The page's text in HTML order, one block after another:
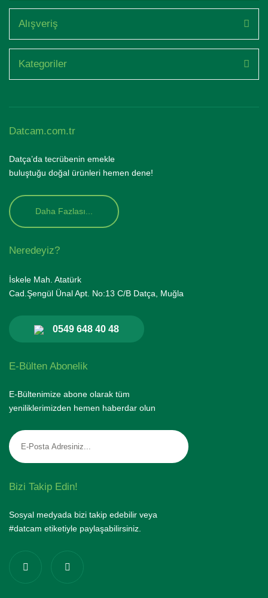
Alışveriş
Kategoriler
Datcam.com.tr
Datça’da tecrübenin emekle
buluştuğu doğal ürünleri hemen dene!
Daha Fazlası...
Neredeyiz?
İskele Mah. Atatürk
Cad.Şengül Ünal Apt. No:13 C/B Datça, Muğla
0549 648 40 48
E-Bülten Abonelik
E-Bültenimize abone olarak tüm
yeniliklerimizden hemen haberdar olun
Bizi Takip Edin!
Sosyal medyada bizi takip edebilir veya
#datcam etiketiyle paylaşabilirsiniz.